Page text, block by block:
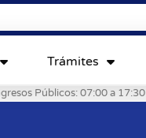
Trámites
Públicos: 07:00 a 17:30